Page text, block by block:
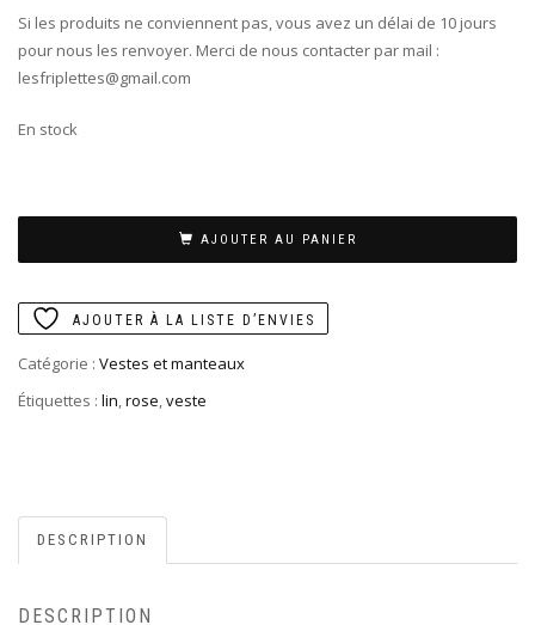
Si les produits ne conviennent pas, vous avez un délai de 10 jours
pour nous les renvoyer. Merci de nous contacter par mail :
lesfriplettes@gmail.com
En stock
AJOUTER AU PANIER
AJOUTER À LA LISTE D’ENVIES
Catégorie : Vestes et manteaux
Étiquettes : lin,rose,veste
DESCRIPTION
DESCRIPTION